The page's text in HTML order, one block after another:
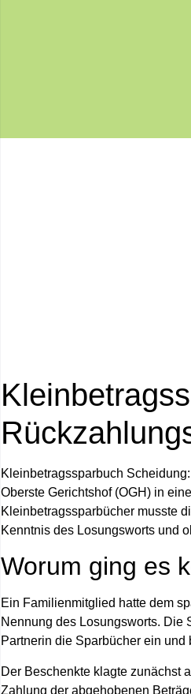
Kleinbetragssparbuch
Oberste Gerichtshof (OGH) in
Kleinbetragssparbücher musste
Kenntnis des Losungsworts und
Worum ging es
Ein Familienmitglied hatte dem
Nennung des Losungsworts. Die
Partnerin die Sparbücher ein und
Der Beschenkte klagte zunächst
Zahlung der abgehobenen